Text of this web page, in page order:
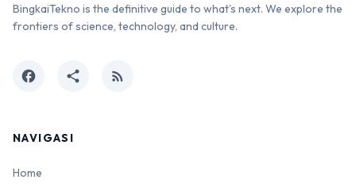
BingkaiTekno is the definitive guide to what's next. We explore the
frontiers of science, technology, and culture.
facebook share rss_feed
NAVIGASI
Home